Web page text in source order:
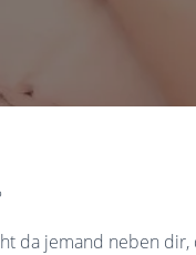
da jemand neben dir,